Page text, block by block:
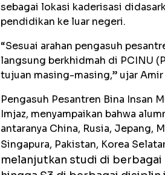
sebagai lokasi kaderisasi
pendidikan ke luar negeri.
“Sesuai arahan pengasuh
langsung berkhidmah di PCINU
tujuan masing-masing,” ujar
Pengasuh Pesantren Bina Insan
Imjaz, menyampaikan bahwa
antaranya China, Rusia, Jepang,
Singapura, Pakistan, Korea
melanjutkan studi di